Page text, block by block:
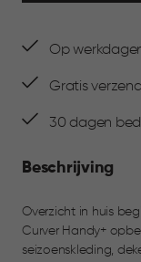
Op
Gratis
30 dagen
Beschrijving
Overzicht in huis
Curver Handy+
seizoenskleding,